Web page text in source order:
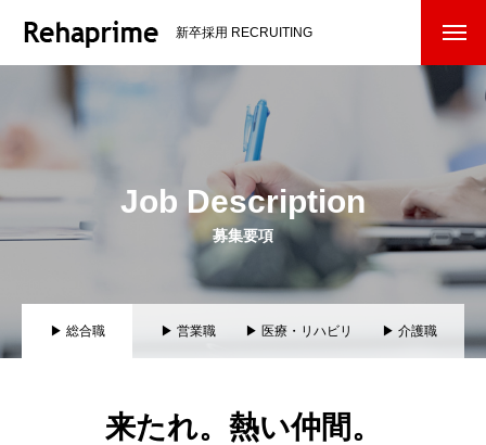
新卒採用 RECRUITING
Job Description
募集要項
▶ 総合職 ▶ 営業職 ▶ 医療・リハビリ ▶ 介護職
来たれ。熱い仲間。